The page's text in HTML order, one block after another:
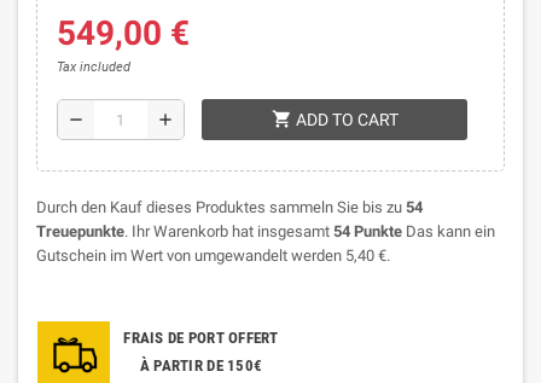
549,00 €
Tax included
remove add shopping_cart ADD TO CART
Durch den Kauf dieses Produktes sammeln Sie bis zu 54
Treuepunkte. Ihr Warenkorb hat insgesamt 54 Punkte Das kann ein
Gutschein im Wert von umgewandelt werden 5,40 €.
FRAIS DE PORT OFFERT
À PARTIR DE 150€